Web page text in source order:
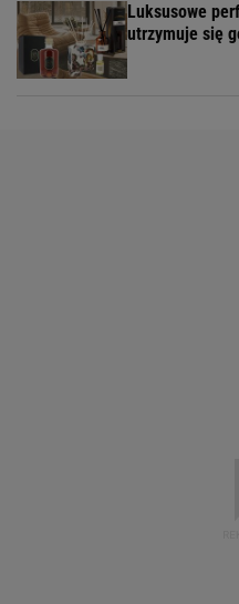
Luksusowe
utrzymuje się